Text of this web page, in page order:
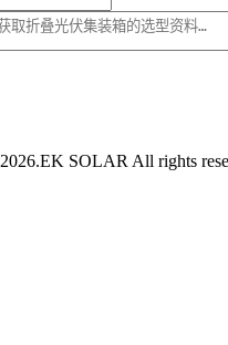
2026.EK SOLAR All rights